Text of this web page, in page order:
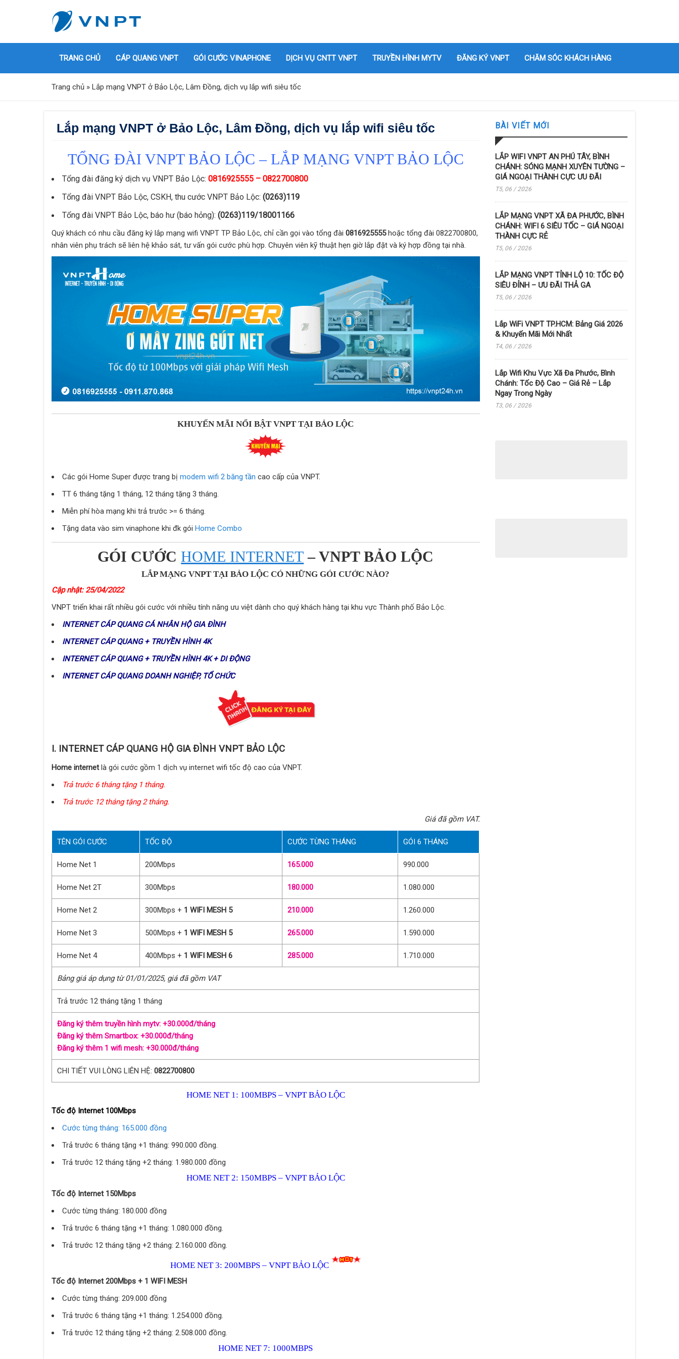
TRANG CHỦ CÁP QUANG VNPT GÓI CƯỚC VINAPHONE DỊCH VỤ CNTT VNPT TRUYỀN HÌNH MYTV ĐĂNG KÝ VNPT CHĂM SÓC KHÁCH HÀNG
Trang chủ » Lắp mạng VNPT ở Bảo Lộc, Lâm Đồng, dịch vụ lắp wifi siêu tốc
Lắp mạng VNPT ở Bảo Lộc, Lâm Đồng, dịch vụ lắp wifi siêu tốc
TỔNG ĐÀI VNPT BẢO LỘC – LẮP MẠNG VNPT BẢO LỘC
Tổng đài đăng ký dịch vụ VNPT Bảo Lộc: 0816925555 – 0822700800
Tổng đài VNPT Bảo Lộc, CSKH, thu cước VNPT Bảo Lộc: (0263)119
Tổng đài VNPT Bảo Lộc, báo hư (báo hỏng): (0263)119/18001166
Quý khách có nhu cầu đăng ký lắp mạng wifi VNPT TP Bảo Lộc, chỉ cần gọi vào tổng đài 0816925555hoặc tổng đài 0822700800,
nhân viên phụ trách sẽ liên hệ khảo sát, tư vấn gói cước phù hợp. Chuyên viên kỹ thuật hẹn giờ lắp đặt và ký hợp đồng tại nhà.
KHUYẾN MÃI NỔI BẬT VNPT TẠI BẢO LỘC
Các gói Home Super được trang bị modem wifi 2 băng tần cao cấp của VNPT.
TT 6 tháng tặng 1 tháng, 12 tháng tặng 3 tháng.
Miễn phí hòa mạng khi trả trước >= 6 tháng.
Tặng data vào sim vinaphone khi đk gói Home Combo
GÓI CƯỚCHOME INTERNET – VNPT BẢO LỘC
LẮP MẠNG VNPT TẠI BẢO LỘC CÓ NHỮNG GÓI CƯỚC NÀO?
Cập nhật: 25/04/2022
VNPT triển khai rất nhiều gói cước với nhiều tính năng ưu việt dành cho quý khách hàng tại khu vực Thành phố Bảo Lộc.
INTERNET CÁP QUANG CÁ NHÂN HỘ GIA ĐÌNH
INTERNET CÁP QUANG + TRUYỀN HÌNH 4K
INTERNET CÁP QUANG + TRUYỀN HÌNH 4K + DI ĐỘNG
INTERNET CÁP QUANG DOANH NGHIỆP, TỔ CHỨC
I. INTERNET CÁP QUANG HỘ GIA ĐÌNH VNPT BẢO LỘC
Home internetlà gói cước gồm 1 dịch vụ internet wifi tốc độ cao của VNPT.
Trả trước 6 tháng tặng 1 tháng.
Trả trước 12 tháng tặng 2 tháng.
Giá đã gồm VAT.
TÊN GÓI CƯỚC TỐC ĐỘ CƯỚC TỪNG THÁNG GÓI 6 THÁNG
Home Net 1 200Mbps 165.000 990.000
Home Net 2T 300Mbps 180.000 1.080.000
Home Net 2 300Mbps + 1 WIFI MESH 5 210.000 1.260.000
Home Net 3 500Mbps + 1 WIFI MESH 5 265.000 1.590.000
Home Net 4 400Mbps + 1 WIFI MESH 6 285.000 1.710.000
Bảng giá áp dụng từ 01/01/2025, giá đã gồm VAT
Trả trước 12 tháng tặng 1 tháng
Đăng ký thêm truyền hình mytv: +30.000đ/tháng
Đăng ký thêm Smartbox: +30.000đ/tháng
Đăng ký thêm 1 wifi mesh: +30.000đ/tháng
CHI TIẾT VUI LÒNG LIÊN HỆ:0822700800
HOME NET 1: 100MBPS – VNPT BẢO LỘC
Tốc độ Internet 100Mbps
Cước từng tháng: 165.000 đồng
Trả trước 6 tháng tặng +1 tháng: 990.000 đồng.
Trả trước 12 tháng tặng +2 tháng: 1.980.000 đồng
HOME NET 2: 150MBPS – VNPT BẢO LỘC
Tốc độ Internet 150Mbps
Cước từng tháng: 180.000 đồng
Trả trước 6 tháng tặng +1 tháng: 1.080.000 đồng.
Trả trước 12 tháng tặng +2 tháng: 2.160.000 đồng.
HOME NET 3: 200MBPS – VNPT BẢO LỘC
Tốc độ Internet 200Mbps + 1 WIFI MESH
Cước từng tháng: 209.000 đồng
Trả trước 6 tháng tặng +1 tháng: 1.254.000 đồng.
Trả trước 12 tháng tặng +2 tháng: 2.508.000 đồng.
HOME NET 7: 1000MBPS
BÀI VIẾT MỚI
LẮP WIFI VNPT AN PHÚ TÂY, BÌNH
CHÁNH: SÓNG MẠNH XUYÊN TƯỜNG –
GIÁ NGOẠI THÀNH CỰC ƯU ĐÃI
T5, 06 / 2026
LẮP MẠNG VNPT XÃ ĐA PHƯỚC, BÌNH
CHÁNH: WIFI 6 SIÊU TỐC – GIÁ NGOẠI
THÀNH CỰC RẺ
T5, 06 / 2026
LẮP MẠNG VNPT TỈNH LỘ 10: TỐC ĐỘ
SIÊU ĐỈNH – ƯU ĐÃI THẢ GA
T5, 06 / 2026
Lắp WiFi VNPT TP.HCM: Bảng Giá 2026
& Khuyến Mãi Mới Nhất
T4, 06 / 2026
Lắp Wifi Khu Vực Xã Đa Phước, Bình
Chánh: Tốc Độ Cao – Giá Rẻ – Lắp
Ngay Trong Ngày
T3, 06 / 2026